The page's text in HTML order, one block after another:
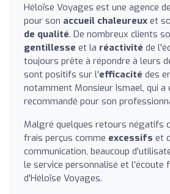
Héloïse Voyages est une agence
pour son accueil chaleureux et
de qualité. De nombreux clients
gentillesse et la réactivité de
toujours prête à répondre à leurs
sont positifs sur l'efficacité des
notamment Monsieur Ismael, qui
recommandé pour son
Malgré quelques retours négatifs
frais perçus comme excessifs et
communication, beaucoup
le service personnalisé et l'écoute
d'Héloïse Voyages.